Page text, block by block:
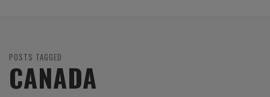
POSTS TAGGED
CANADA